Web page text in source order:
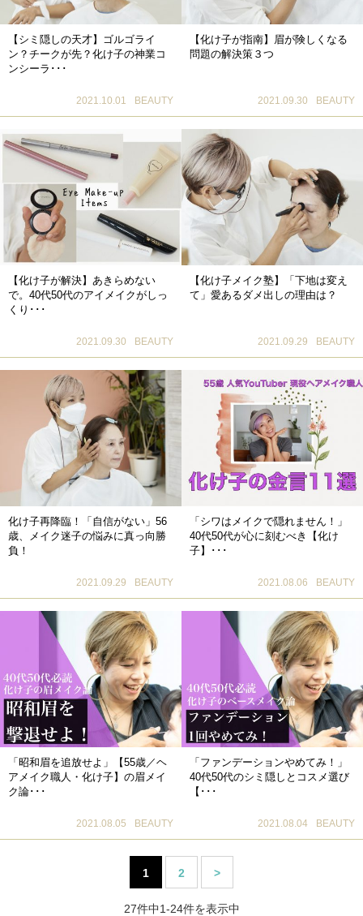
【シミ隠しの天才】ゴルゴライ
ン？チークが先？化け子の神業コ
ンシーラ･･･
2021.10.01 BEAUTY
【化け子が指南】眉が険しくなる
問題の解決策３つ
2021.09.30 BEAUTY
【化け子が解決】あきらめない
で。40代50代のアイメイクがしっ
くり･･･
2021.09.30 BEAUTY
【化け子メイク塾】「下地は変え
て」愛あるダメ出しの理由は？
2021.09.29 BEAUTY
化け子再降臨！「自信がない」56
歳、メイク迷子の悩みに真っ向勝
負！
2021.09.29 BEAUTY
「シワはメイクで隠れません！」
40代50代が心に刻むべき【化け
子】･･･
2021.08.06 BEAUTY
「昭和眉を追放せよ」【55歳／ヘ
アメイク職人・化け子】の眉メイ
ク論･･･
2021.08.05 BEAUTY
「ファンデーションやめてみ！」
40代50代のシミ隠しとコスメ選び
【･･･
2021.08.04 BEAUTY
1 2 >
27件中1-24件を表示中